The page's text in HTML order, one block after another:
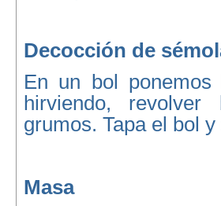
Decocción de
En un bol
hirviendo,
grumos. Tapa el bol
Masa